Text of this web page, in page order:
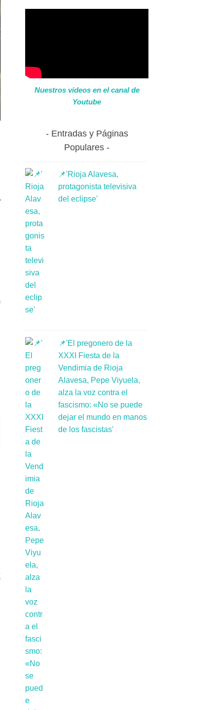
Nuestros videos en el canal de
Youtube
Entradas y Páginas
Populares
📌'Rioja Alavesa,
protagonista televisiva
del eclipse'
📌'El pregonero de la
XXXI Fiesta de la
Vendimia de Rioja
Alavesa, Pepe Viyuela,
alza la voz contra el
fascismo: «No se puede
dejar el mundo en manos
de los fascistas'